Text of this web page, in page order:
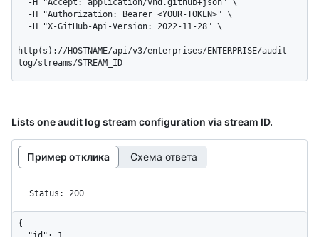
http(s)://HOSTNAME/api/v3/enterprises/ENTERPRISE/audit-
log/streams/STREAM_ID
Lists one audit log stream configuration via stream ID.
Пример отклика Схема ответа
Status: 200
{